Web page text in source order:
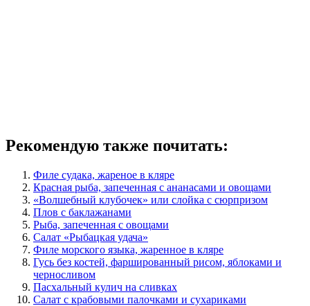
Рекомендую также почитать:
Филе судака, жареное в кляре
Красная рыба, запеченная с ананасами и овощами
«Волшебный клубочек» или слойка с сюрпризом
Плов с баклажанами
Рыба, запеченная с овощами
Салат «Рыбацкая удача»
Филе морского языка, жаренное в кляре
Гусь без костей, фаршированный рисом, яблоками и
черносливом
Пасхальный кулич на сливках
Салат с крабовыми палочками и сухариками